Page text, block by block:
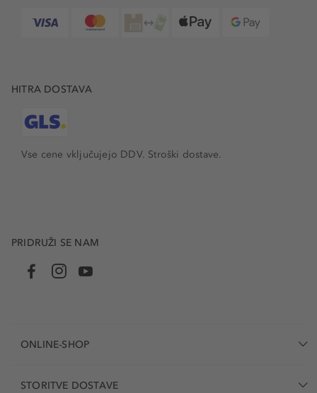
HITRA DOSTAVA
Vse cene vključujejo DDV. Stroški dostave.
PRIDRUŽI SE NAM
ONLINE-SHOP
STORITVE DOSTAVE